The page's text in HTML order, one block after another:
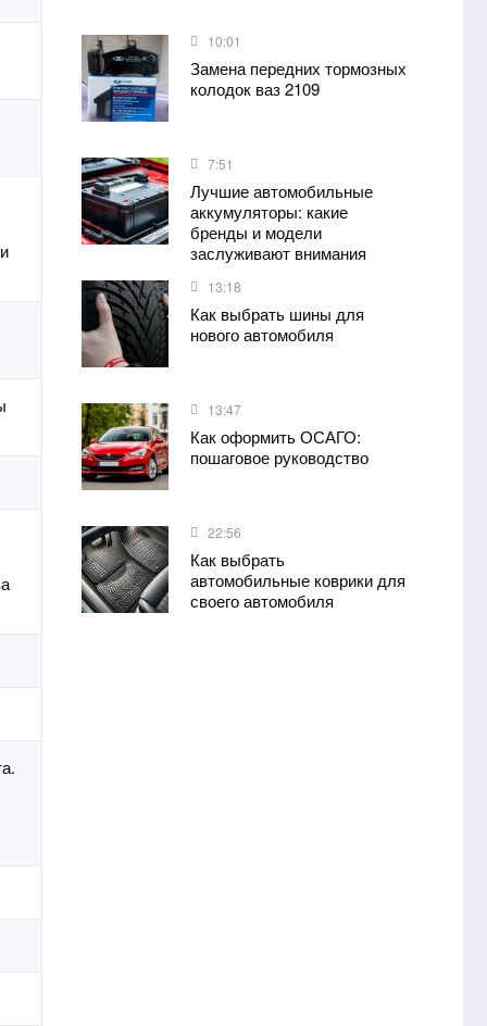
10:01
Замена передних тормозных
колодок ваз 2109
7:51
Лучшие автомобильные
аккумуляторы: какие
бренды и модели
заслуживают внимания
13:18
Как выбрать шины для
нового автомобиля
13:47
Как оформить ОСАГО:
пошаговое руководство
22:56
Как выбрать
автомобильные коврики для
своего автомобиля